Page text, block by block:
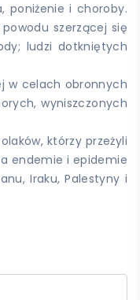
poniżenie i choroby.
szerzącej się
ludzi dotkniętych
w celach obronnych
wyniszczonych
którzy przeżyli
endemie i epidemie
Iraku, Palestyny i